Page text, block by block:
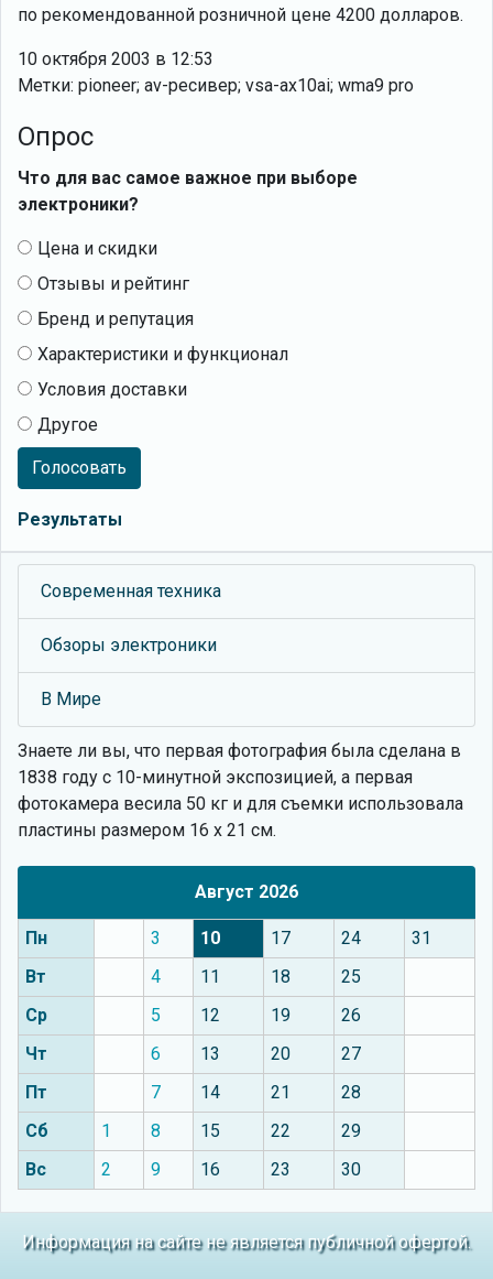
по рекомендованной розничной цене 4200 долларов.
10 октября 2003 в 12:53
Метки: pioneer; av-ресивер; vsa-ax10ai; wma9 pro
Опрос
Что для вас самое важное при выборе
электроники?
Цена и скидки
Отзывы и рейтинг
Бренд и репутация
Характеристики и функционал
Условия доставки
Другое
Голосовать
Результаты
Современная техника
Обзоры электроники
В Мире
Знаете ли вы, что первая фотография была сделана в
1838 году с 10-минутной экспозицией, а первая
фотокамера весила 50 кг и для съемки использовала
пластины размером 16 х 21 см.
Август 2026
Пн 3 10 17 24
31
Вт
4 11 18
25
Ср
5 12 19
26
Чт
6 13 20
27
Пт
7 14 21
28
Сб
1 8 15 22
29
Вс
2 9 16 23 30
Информация на сайте не является публичной офертой.